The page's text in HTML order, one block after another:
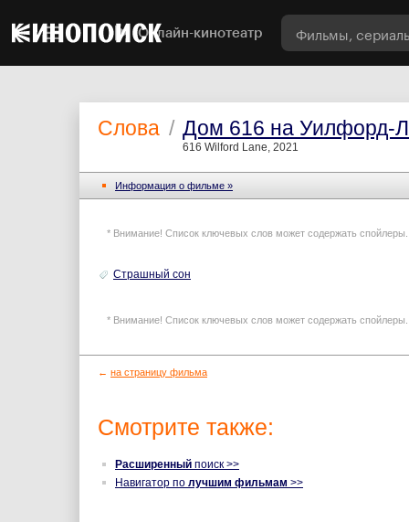
Онлайн-кинотеатр
Слова / Дом 616 на Уилфорд-
616 Wilford Lane, 2021
Информация o фильме »
* Внимание! Список ключевых слов может содержать
Страшный сон
* Внимание! Список ключевых слов может содержать
← на страницу фильма
Смотрите также:
Расширенный поиск >>
Навигатор по лучшим фильмам >>